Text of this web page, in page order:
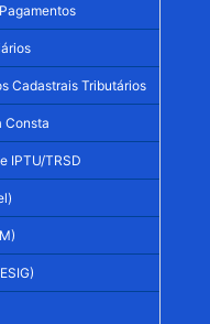
Cadastrais Tributários
Consta
IPTU/TRSD